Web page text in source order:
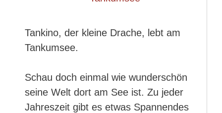
Tankino, der kleine Drache, lebt am
Tankumsee.
Schau doch einmal wie wunderschön
seine Welt dort am See ist. Zu jeder
Jahreszeit gibt es etwas Spannendes